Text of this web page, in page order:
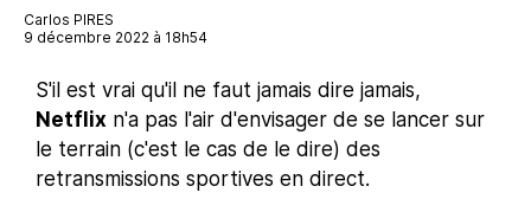
Carlos PIRES
9 décembre 2022 à 18h54
S'il est vrai qu'il ne faut jamais dire jamais,
Netflix n'a pas l'air d'envisager de se lancer sur
le terrain (c'est le cas de le dire) des
retransmissions sportives en direct.